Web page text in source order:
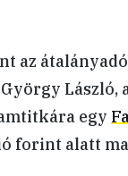
az
egy
forint alatt